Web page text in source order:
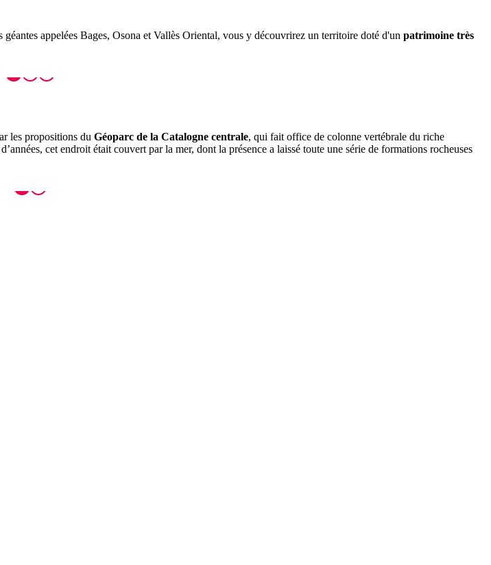
appelées Bages, Osona et Vallès Oriental, vous y découvrirez un territoire doté d'un patrimoine très
les propositions du Géoparc de la Catalogne centrale, qui fait office de colonne vertébrale du riche
cet endroit était couvert par la mer, dont la présence a laissé toute une série de formations rocheuses